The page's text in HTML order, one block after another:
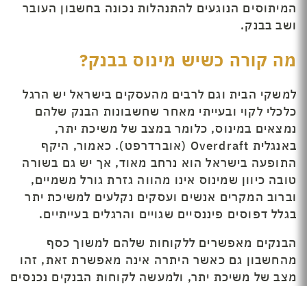
המיתוסים הנוגעים להתנהלות נכונה בחשבון העובר
ושב בבנק.
מה קורה כשיש מינוס בבנק?
למשקי הבית וגם לרבים מהעסקים בישראל יש הרגל
כלכלי לקוי ובעייתי מאחר שחשבונות הבנק שלהם
נמצאים במינוס, כלומר במצב של משיכת יתר,
באנגלית Overdraft (אוברדרפט). כאמור, היקף
התופעה בישראל הוא נרחב מאוד, אך יש גם בשורה
טובה כיוון שמינוס אינו מהווה גזרת גורל משמיים,
וברוב המקרים אנשים ועסקים נקלעים למשיכת יתר
בגלל דפוסים פיננסיים שגויים והרגלים בעייתיים.
הבנקים מאפשרים ללקוחות שלהם למשוך כסף
מהחשבון גם כאשר היתרה אינה מאפשרת זאת, זהו
מצב של משיכת יתר, ולמעשה לקוחות הבנקים נכנסים